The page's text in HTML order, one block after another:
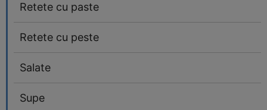
Retete cu paste
Retete cu peste
Salate
Supe